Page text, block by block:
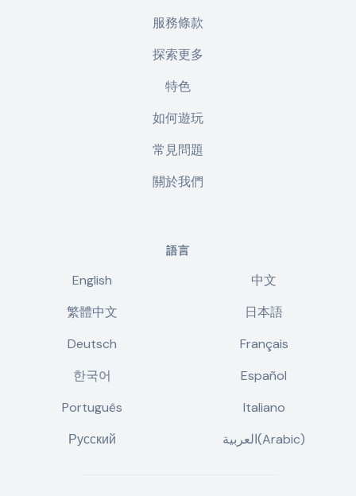
服務條款
探索更多
特色
如何遊玩
常見問題
關於我們
語言
English
中文
繁體中文
日本語
Deutsch
Français
한국어
Español
Português
Italiano
Русский
العربية(Arabic)